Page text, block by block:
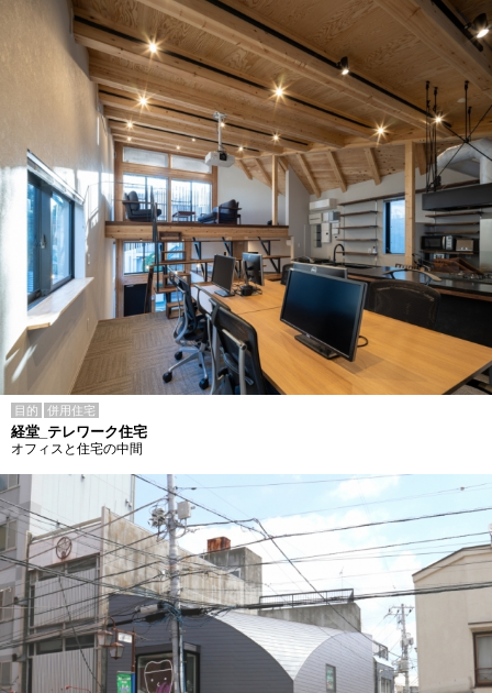
目的 併用住宅
経堂_テレワーク住宅
オフィスと住宅の中間